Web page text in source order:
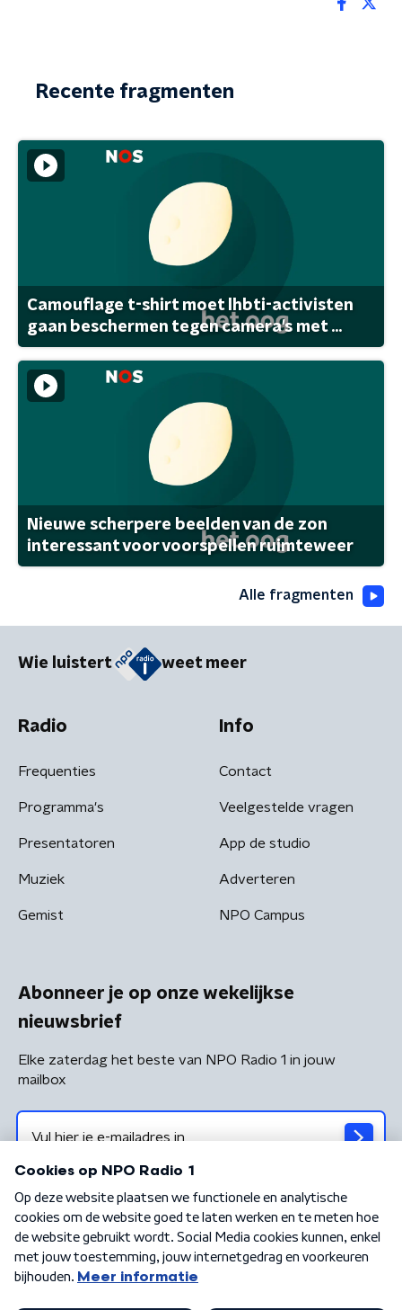
Recente fragmenten
Camouflage t-shirt moet lhbti-activisten
gaan beschermen tegen camera's met ...
Nieuwe scherpere beelden van de zon
interessant voor voorspellen ruimteweer
Alle fragmenten
Wie luistert weet meer
Radio
Frequenties
Programma's
Presentatoren
Muziek
Gemist
Info
Contact
Veelgestelde vragen
App de studio
Adverteren
NPO Campus
Abonneer je op onze wekelijkse
nieuwsbrief
Elke zaterdag het beste van NPO Radio 1 in jouw
mailbox
Algemene voorwaarden